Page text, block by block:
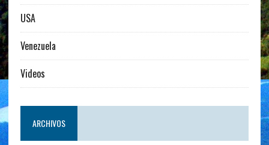
USA
Venezuela
Videos
ARCHIVOS